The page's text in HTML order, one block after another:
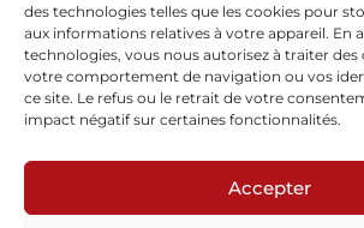
des technologies telles que les cookies pour
aux informations relatives à votre appareil. En
technologies, vous nous autorisez à traiter des
votre comportement de navigation ou vos
ce site. Le refus ou le retrait de votre
impact négatif sur certaines fonctionnalités.
Accepter